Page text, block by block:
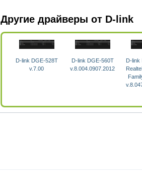
Другие драйверы от D-link
D-link DGE-528T
v.7.00
D-link DGE-560T
v.8.004.0907.2012
D-link